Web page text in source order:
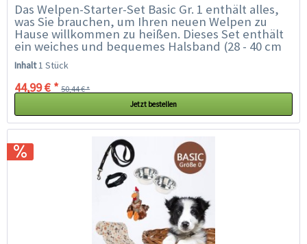
Das Welpen-Starter-Set Basic Gr. 1 enthält alles,
was Sie brauchen, um Ihren neuen Welpen zu
Hause willkommen zu heißen. Dieses Set enthält
ein weiches und bequemes Halsband (28 - 40 cm
geeignet für Rassen wie...
Inhalt1 Stück
44,99 € * 50,44 € *
Jetzt bestellen